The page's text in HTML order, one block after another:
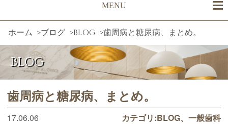
MENU
ホーム >ブログ >BLOG >歯周病と糖尿病、まとめ。
BLOG
歯周病と糖尿病、まとめ。
17.06.06 カテゴリ:BLOG 一般歯科